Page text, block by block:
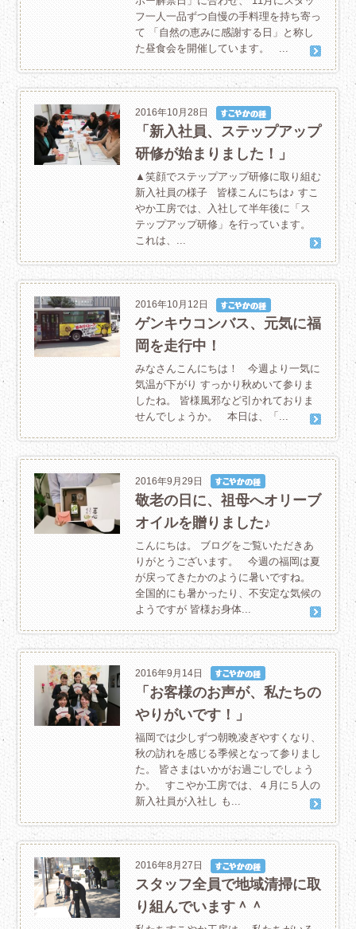
フ一人一品ずつ自慢の手料理を持ち寄っ
て 「自然の恵みに感謝する日」と称し
た昼食会を開催しています。 ...
2016年10月28日
「新入社員、ステップアップ
研修が始まりました！」
▲笑顔でステップアップ研修に取り組む
新入社員の様子 皆様こんにちは♪ すこ
やか工房では、入社して半年後に「ス
テップアップ研修」を行っています。
これは、...
2016年10月12日
ゲンキウコンバス、元気に福
岡を走行中！
みなさんこんにちは！ 今週より一気に
気温が下がり すっかり秋めいて参りま
したね。 皆様風邪など引かれておりま
せんでしょうか。 本日は、「...
2016年9月29日
敬老の日に、祖母へオリーブ
オイルを贈りました♪
こんにちは。 ブログをご覧いただきあ
りがとうございます。 今週の福岡は夏
が戻ってきたかのように暑いですね。
全国的にも暑かったり、不安定な気候の
ようですが 皆様お身体...
2016年9月14日
「お客様のお声が、私たちの
やりがいです！」
福岡では少しずつ朝晩凌ぎやすくなり、
秋の訪れを感じる季候となって参りまし
た。 皆さまはいかがお過ごしでしょう
か。 すこやか工房では、４月に５人の
新入社員が入社し も...
2016年8月27日
スタッフ全員で地域清掃に取
り組んでいます＾＾